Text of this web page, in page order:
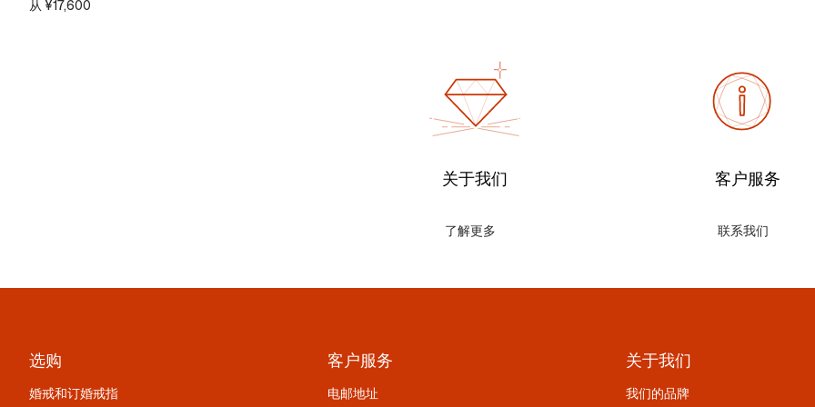
从 ¥17,600
关于我们
了解更多
客户服务
联系我们
选购
婚戒和订婚戒指
客户服务
电邮地址
关于我们
我们的品牌